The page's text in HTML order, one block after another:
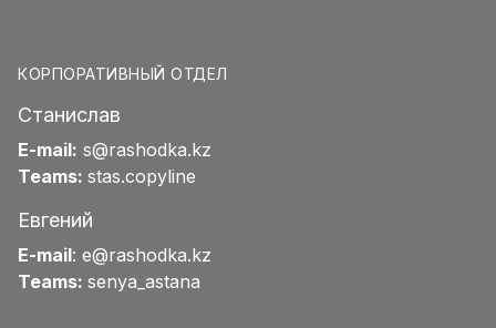
КОРПОРАТИВНЫЙ ОТДЕЛ
Станислав
E-mail: s@rashodka.kz
Teams: stas.copyline
Евгений
E-mail: e@rashodka.kz
Teams: senya_astana